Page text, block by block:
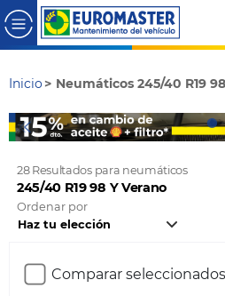
Inicio Neumáticos 245/40 R19
28 Resultados para neumáticos
245/40 R19 98 Y Verano
Ordenar por
Comparar seleccionados